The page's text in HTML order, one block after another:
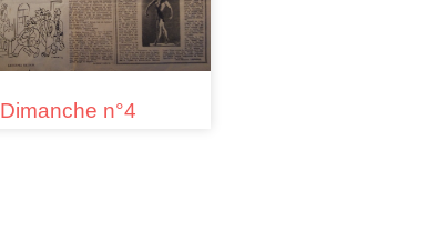
Dimanche n°4